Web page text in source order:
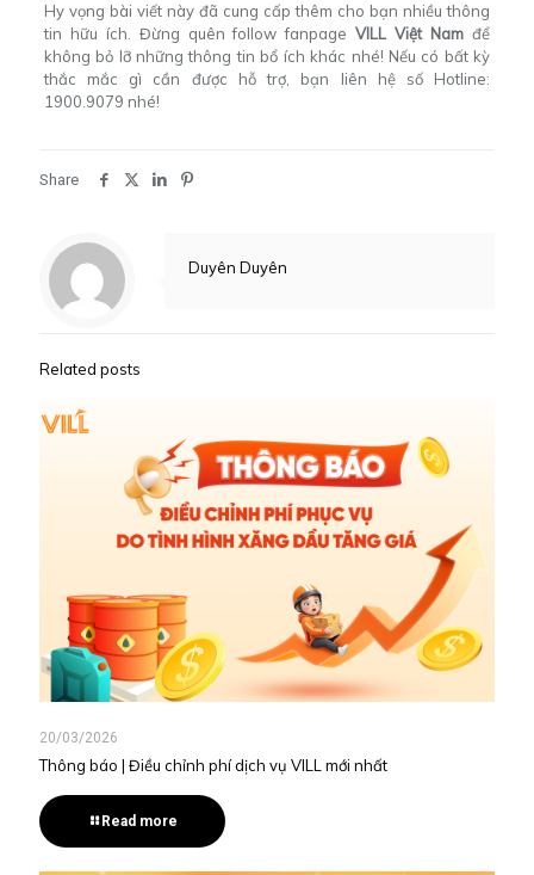
Hy vọng bài viết này đã cung cấp thêm cho bạn nhiều thông
tin hữu ích. Đừng quên follow fanpage VILL Việt Nam để
không bỏ lỡ những thông tin bổ ích khác nhé! Nếu có bất kỳ
thắc mắc gì cần được hỗ trợ, bạn liên hệ số Hotline:
1900.9079 nhé!
Share
Duyên Duyên
Related posts
20/03/2026
Thông báo | Điều chỉnh phí dịch vụ VILL mới nhất
Read more